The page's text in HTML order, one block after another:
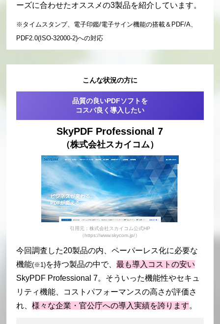
ーズに合わせたオススメの3製品を紹介しています。
※タイムスタンプ、電子印鑑/電子サイン機能の搭載＆PDF/A、
PDF2.0(ISO-32000-2)への対応
こんな状況の方に
品質の良いPDFソフトを
コスパ良く導入したい
SkyPDF Professional 7
（株式会社スカイコム）
引用元：株式会社スカイコム公式HP
（https://www.skycom.jp/）
今回調査した20製品の内、ペーパーレス化に必要な
機能(※1)を持つ製品の中で、最も導入コストの安い
SkyPDF Professional 7。そういった機能性やセキュ
リティ機能、コストパフォーマンスの高さが評価さ
れ、様々な企業・官公庁への導入実績を誇ります。